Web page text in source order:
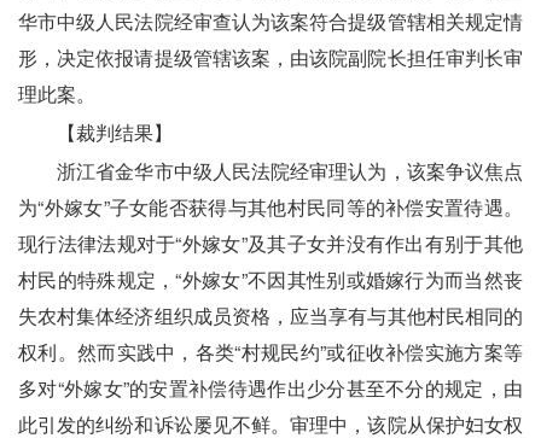
华市中级人民法院经审查认为该案符合提级管辖相关规定情
形，决定依报请提级管辖该案，由该院副院长担任审判长审
理此案。
【裁判结果】
浙江省金华市中级人民法院经审理认为，该案争议焦点
为“外嫁女”子女能否获得与其他村民同等的补偿安置待遇。
现行法律法规对于“外嫁女”及其子女并没有作出有别于其他
村民的特殊规定，“外嫁女”不因其性别或婚嫁行为而当然丧
失农村集体经济组织成员资格，应当享有与其他村民相同的
权利。然而实践中，各类“村规民约”或征收补偿实施方案等
多对“外嫁女”的安置补偿待遇作出少分甚至不分的规定，由
此引发的纠纷和诉讼屡见不鲜。审理中，该院从保护妇女权